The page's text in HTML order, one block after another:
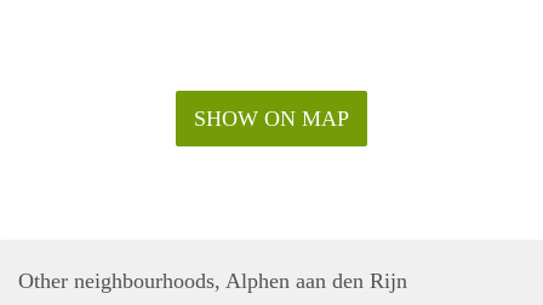
SHOW ON MAP
Other neighbourhoods, Alphen aan den Rijn